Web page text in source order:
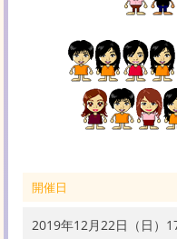
開催日
2019年12月22日（日）